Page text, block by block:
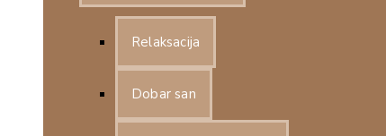
Relaksacija
Dobar san